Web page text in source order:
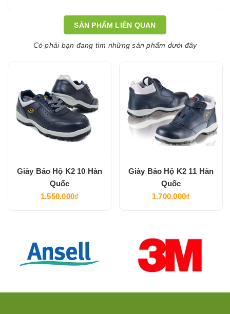
SẢN PHẨM LIÊN QUAN
Có phải bạn đang tìm những sản phẩm dưới đây
Giày Bảo Hộ K2 10 Hàn
Quốc
1.550.000₫
Giày Bảo Hộ K2 11 Hàn
Quốc
1.700.000₫